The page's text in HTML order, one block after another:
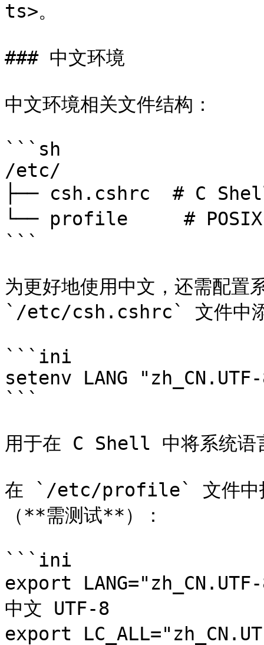
ts>。
### 中文环境
中文环境相关文件结构：
```sh
/etc/
├── csh.cshrc  # C Shell
└── profile     # POSIX
```
为更好地使用中文，还需配置
`/etc/csh.cshrc` 文件中
```ini
setenv LANG
```
用于在 C Shell 中将系统语
在 `/etc/profile` 文件中找
（**需测试**）：
```ini
export
中文 UTF-8
export